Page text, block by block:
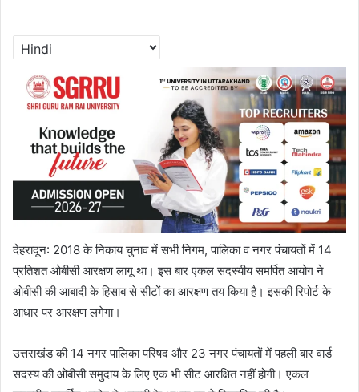
देहरादून: 2018 के निकाय चुनाव में सभी निगम, पालिका व नगर पंचायतों में 14
प्रतिशत ओबीसी आरक्षण लागू था। इस बार एकल सदस्यीय समर्पित आयोग ने
ओबीसी की आबादी के हिसाब से सीटों का आरक्षण तय किया है। इसकी रिपोर्ट के
आधार पर आरक्षण लगेगा।
उत्तराखंड की 14 नगर पालिका परिषद और 23 नगर पंचायतों में पहली बार वार्ड
सदस्य की ओबीसी समुदाय के लिए एक भी सीट आरक्षित नहीं होगी। एकल